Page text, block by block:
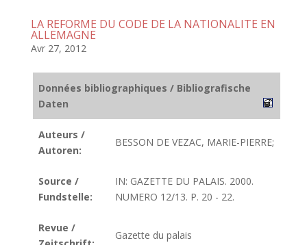
LA REFORME DU CODE DE LA NATIONALITE EN
ALLEMAGNE
Avr 27, 2012
Données bibliographiques / Bibliografische
Daten
Auteurs /
Autoren:
BESSON DE VEZAC, MARIE-PIERRE;
Source /
Fundstelle:
IN: GAZETTE DU PALAIS. 2000.
NUMERO 12/13. P. 20 - 22.
Revue /
Gazette du palais